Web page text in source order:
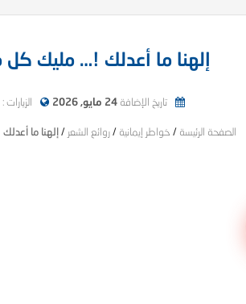
إلهنا ما أعدلك !… مليك
تاريخ الإضافة 24 مايو, 2026 الزيارات :
الصفحة الرئيسة / خواطر إيمانية /روائع الشعر /إلهنا ما